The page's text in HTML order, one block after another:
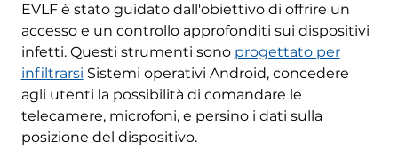
EVLF è stato guidato dall'obiettivo di offrire un
accesso e un controllo approfonditi sui dispositivi
infetti. Questi strumenti sono progettato per
infiltrarsi Sistemi operativi Android, concedere
agli utenti la possibilità di comandare le
telecamere, microfoni, e persino i dati sulla
posizione del dispositivo.